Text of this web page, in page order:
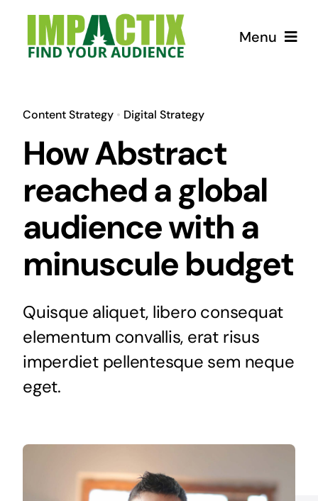
Skip
content
Menu
Courses
Store for Lunatics
Content Strategy• Digital Strategy
How Abstract
reached a global
audience with a
minuscule budget
Quisque aliquet, libero consequat
elementum convallis, erat risus
imperdiet pellentesque sem neque
eget.